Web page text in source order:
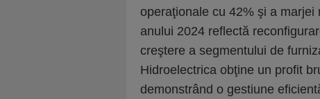
operaţionale cu 42% şi a
anului 2024 reflectă
creştere a segmentului de
Hidroelectrica obţine un profit
demonstrând o gestiune